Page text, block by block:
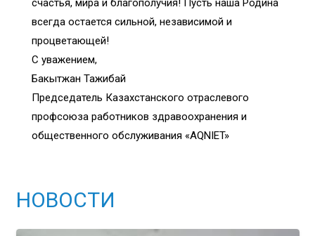
счастья, мира и благополучия! Пусть наша Родина
всегда остается сильной, независимой и
процветающей!
С уважением,
Бакытжан Тажибай
Председатель Казахстанского отраслевого
профсоюза работников здравоохранения и
общественного обслуживания «AQNIET»
НОВОСТИ